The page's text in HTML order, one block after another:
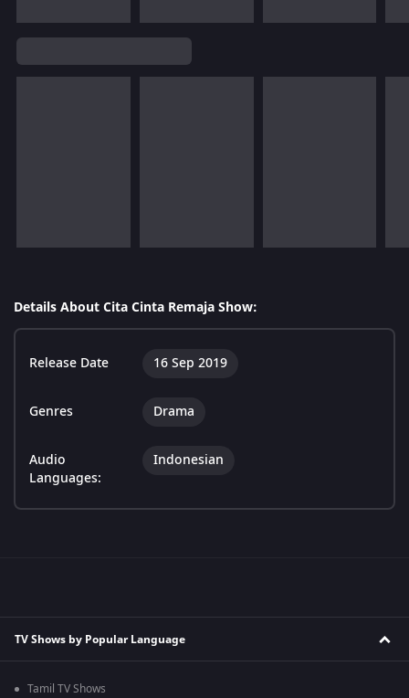
Details About Cita Cinta Remaja Show:
Release Date 16 Sep 2019
Genres Drama
Audio
Languages:
Indonesian
TV Shows by Popular Language
Tamil TV Shows